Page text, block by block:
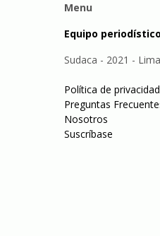
Menu
Equipo periodístico
Sudaca - 2021 -
Política de privacidad
Preguntas
Nosotros
Suscríbase